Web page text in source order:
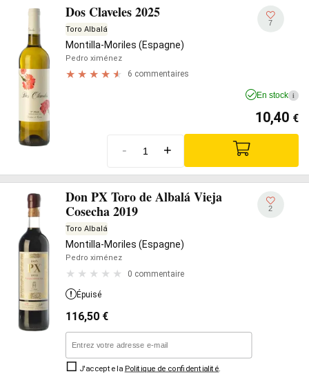
Dos Claveles 2025
Toro Albalá
Montilla-Moriles (Espagne)
Pedro ximénez
6 commentaires
7
En stock i
10,40 €
- +
Don PX Toro de Albalá Vieja
Cosecha 2019
Toro Albalá
Montilla-Moriles (Espagne)
Pedro ximénez
0 commentaire
2
Épuisé
116,50 €
J'accepte la Politique de confidentialité